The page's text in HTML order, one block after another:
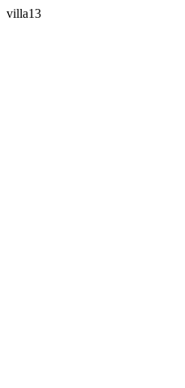
villa13